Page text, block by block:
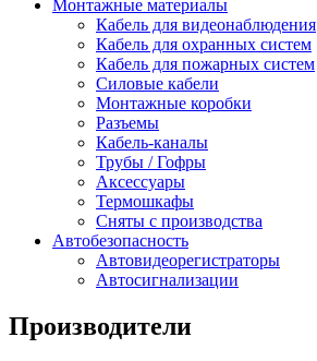
Монтажные материалы
Кабель для видеонаблюдения
Кабель для охранных систем
Кабель для пожарных систем
Силовые кабели
Монтажные коробки
Разъемы
Кабель-каналы
Трубы / Гофры
Аксессуары
Термошкафы
Сняты с производства
Автобезопасность
Автовидеорегистраторы
Автосигнализации
Производители